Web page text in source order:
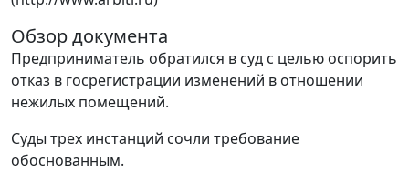
Обзор документа
Предприниматель обратился в суд с целью оспорить
отказ в госрегистрации изменений в отношении
нежилых помещений.
Суды трех инстанций сочли требование
обоснованным.